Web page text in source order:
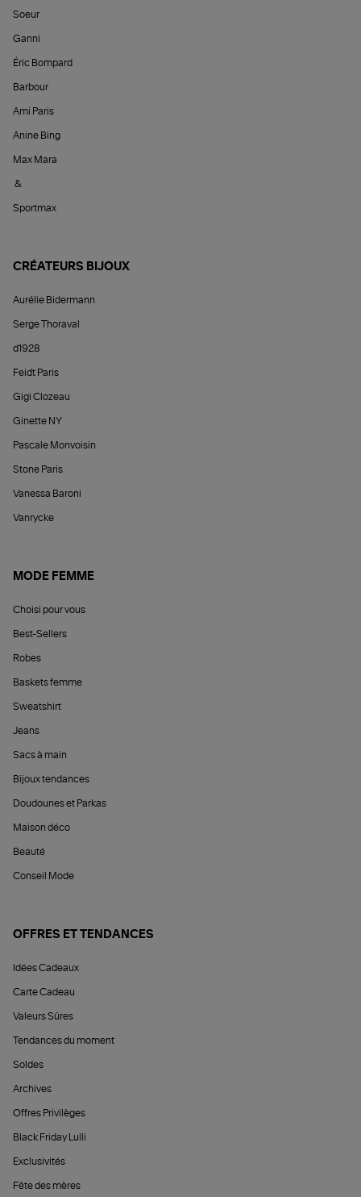
Soeur
Ganni
Éric Bompard
Barbour
Ami Paris
Anine Bing
Max Mara
&
Sportmax
CRÉATEURS BIJOUX
Aurélie Bidermann
Serge Thoraval
d1928
Feidt Paris
Gigi Clozeau
Ginette NY
Pascale Monvoisin
Stone Paris
Vanessa Baroni
Vanrycke
MODE FEMME
Choisi pour vous
Best-Sellers
Robes
Baskets femme
Sweatshirt
Jeans
Sacs à main
Bijoux tendances
Doudounes et Parkas
Maison déco
Beauté
Conseil Mode
OFFRES ET TENDANCES
Idées Cadeaux
Carte Cadeau
Valeurs Sûres
Tendances du moment
Soldes
Archives
Offres Privilèges
Black Friday Lulli
Exclusivités
Fête des mères